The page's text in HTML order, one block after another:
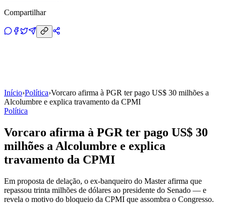
Compartilhar
Início›Política›Vorcaro afirma à PGR ter pago US$ 30 milhões a
Alcolumbre e explica travamento da CPMI
Política
Vorcaro afirma à PGR ter pago US$ 30
milhões a Alcolumbre e explica
travamento da CPMI
Em proposta de delação, o ex-banqueiro do Master afirma que
repassou trinta milhões de dólares ao presidente do Senado — e
revela o motivo do bloqueio da CPMI que assombra o Congresso.